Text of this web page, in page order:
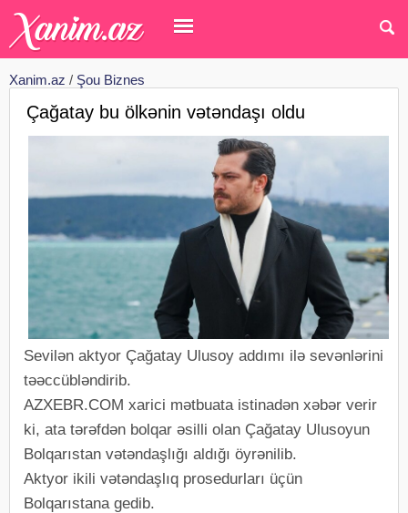
Xanim.az / Şou Biznes
Çağatay bu ölkənin vətəndaşı oldu
Sevilən aktyor Çağatay Ulusoy addımı ilə sevənlərini
təəccübləndirib.
AZXEBR.COM xarici mətbuata istinadən xəbər verir
ki, ata tərəfdən bolqar əsilli olan Çağatay Ulusoyun
Bolqarıstan vətəndaşlığı aldığı öyrənilib.
Aktyor ikili vətəndaşlıq prosedurları üçün
Bolqarıstana gedib.